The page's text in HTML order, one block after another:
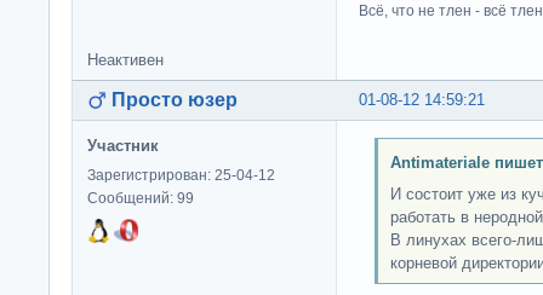
Всё, что не тлен - всё
Неактивен
01-08-12 14:59:21
Просто юзер
Участник
Зарегистрирован: 25-04-12
Сообщений: 99
Antimateriale
И состоит уже из
работать в
В линухах всего-
корневой